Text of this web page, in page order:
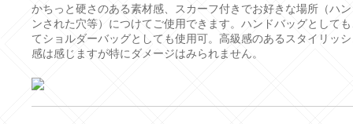
かちっと硬さのある素材感、スカーフ付きでお好きな場所（ハ
ンされた穴等）につけてご使用できます。ハンドバッグとして
てショルダーバッグとしても使用可。高級感のあるスタイリッ
感は感じますが特にダメージはみられません。